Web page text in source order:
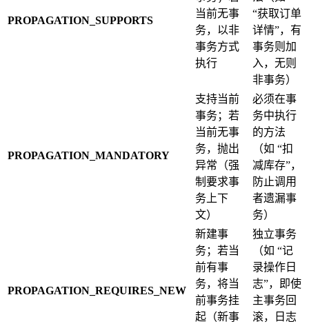
PROPAGATION_SUPPORTS
当前无事
务，以非
事务方式
执行
“获取订单
详情”，有
事务则加
入，无则
非事务）
PROPAGATION_MANDATORY
支持当前
事务；若
当前无事
务，抛出
异常（强
制要求事
务上下
文）
必须在事
务中执行
的方法
（如 “扣
减库存”，
防止调用
者遗漏事
务）
PROPAGATION_REQUIRES_NEW
新建事
务；若当
前有事
务，将当
前事务挂
起（新事
独立事务
（如 “记
录操作日
志”，即使
主事务回
滚，日志